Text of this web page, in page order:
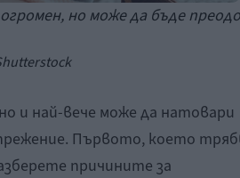
но може да бъде
и най-вече може да натовари
Първото, което
причините за